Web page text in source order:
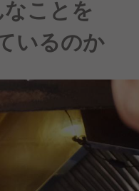
なことを
いるのか